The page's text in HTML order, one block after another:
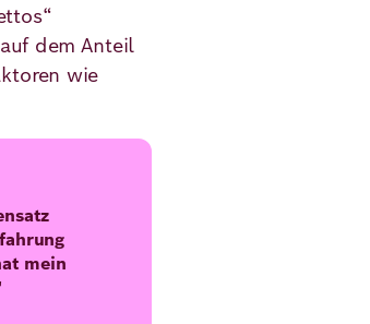
dem Anteil
wie
mein